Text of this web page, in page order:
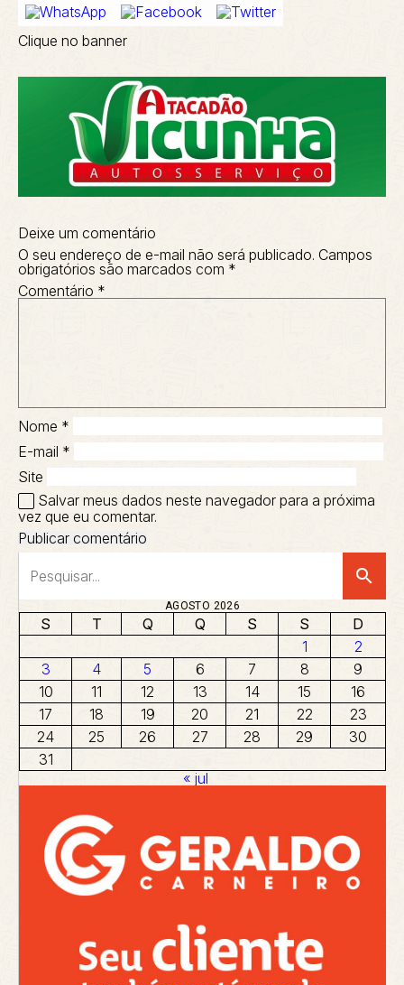
Clique no banner
Deixe um comentário
O seu endereço de e-mail não será publicado. Campos
obrigatórios são marcados com *
Comentário *
Nome *
E-mail *
Site
Salvar meus dados neste navegador para a próxima
vez que eu comentar.
search
AGOSTO 2026
S T Q Q S S
D
1
2
3
4 5 6 7 8
9
10
11 12 13 14 15
16
17
18 19 20 21 22
23
24
25 26 27 28 29
30
31
« jul